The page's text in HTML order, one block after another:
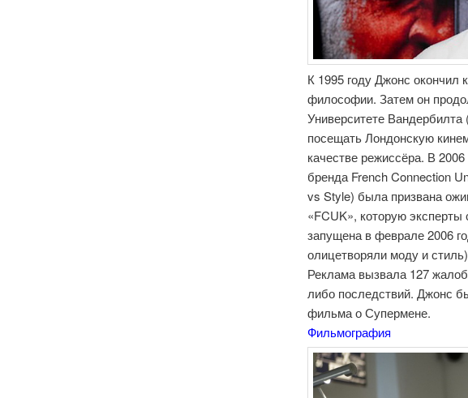
К 1995 году Джонс окончил
философии. Затем он
Университете
посещать Лондонскую
качестве режиссёра. В
бренда French Connection
vs Style) была призвана
«FCUK», которую
запущена в феврале 2006
олицетворяли моду и
Реклама вызвала 127
либо последствий. Джонс
фильма о Супермене.
Фильмография